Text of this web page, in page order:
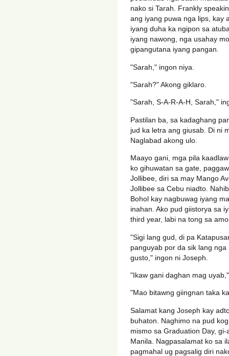
nako si Tarah. Frankly
ang iyang puwa nga lips, kay
iyang duha ka ngipon sa
iyang nawong, nga usahay
gipangutana iyang pangan.
"Sarah," ingon niya.
"Sarah?" Akong giklaro.
"Sarah, S-A-R-A-H, Sarah,"
Pastilan ba, sa kadaghang
jud ka letra ang giusab. Di ni
Naglabad akong ulo.
Maayo gani, mga pila
ko gihuwatan sa gate,
Jollibee, diri sa may Mango
Jollibee sa Cebu niadto.
Bohol kay nagbuwag iyang
inahan. Ako pud giistorya sa
third year, labi na tong sa
"Sigi lang gud, di pa
panguyab por da sik lang
gusto," ingon ni Joseph.
"Ikaw gani daghan mag
"Mao bitawng giingnan taka
Salamat kang Joseph kay
buhaton. Naghimo na pud
mismo sa Graduation Day,
Manila. Nagpasalamat ko sa
pagmahal ug pagsalig diri